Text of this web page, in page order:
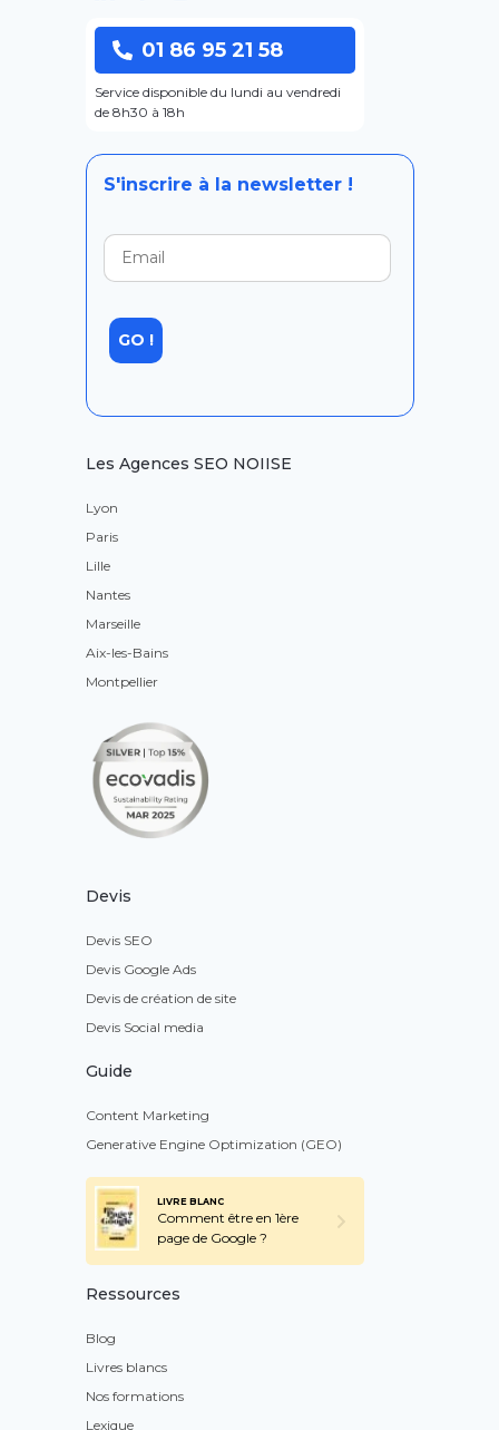
01 86 95 21 58
Service disponible du lundi au vendredi
de 8h30 à 18h
S'inscrire à la newsletter !
Les Agences SEO NOIISE
Lyon
Paris
Lille
Nantes
Marseille
Aix-les-Bains
Montpellier
Devis
Devis SEO
Devis Google Ads
Devis de création de site
Devis Social media
Guide
Content Marketing
Generative Engine Optimization (GEO)
LIVRE BLANC
Comment être en 1ère
page de Google ?
Ressources
Blog
Livres blancs
Nos formations
Lexique